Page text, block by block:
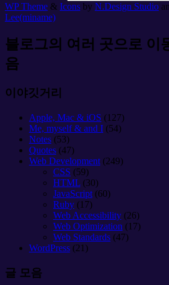
WP Theme & Icons by N.Design Studio
Lee(miname)
블로그의 여러 곳으로 이
음
이야깃거리
Apple, Mac & iOS (127)
Me, myself & and I (54)
Notes (53)
Quotes (47)
Web Development (249)
CSS (59)
HTML (30)
JavaScript (60)
Ruby (17)
Web Accessibility (26)
Web Optimization (17)
Web Standards (47)
WordPress (21)
글 모음